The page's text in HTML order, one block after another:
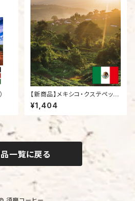
【新商品】メキシコ・クステペック
国旗（200g）
¥1,404
一覧に戻る